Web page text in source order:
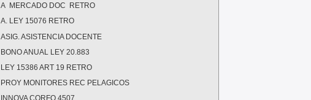
A MERCADO DOC RETRO
A. LEY 15076 RETRO
ASIG. ASISTENCIA DOCENTE
BONO ANUAL LEY 20.883
LEY 15386 ART 19 RETRO
PROY MONITORES REC PELAGICOS
INNOVA CORFO 4507